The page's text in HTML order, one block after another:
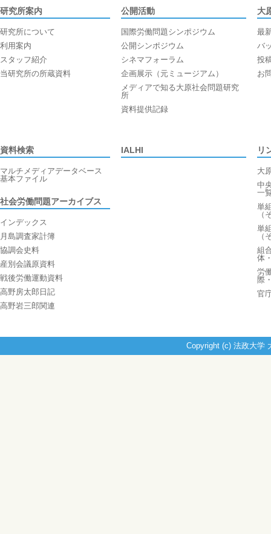
研究所案内
研究所について
利用案内
スタッフ紹介
当研究所の所蔵資料
公開活動
国際労働問題シンポジウム
公開シンポジウム
シネマフォーラム
企画展示（元ミュージアム）
メディアで知る大原社会問題研究
所
資料提供記録
大
最
バ
投
お
資料検索
マルチメディアデータベース
基本ファイル
社会労働問題アーカイブス
インデックス
月島調査家計簿
協調会史料
産別会議原資料
戦後労働運動資料
高野房太郎日記
高野岩三郎関連
IALHI リ
大
中
一
単
（
単
（
組
体
労
際
官
Copyright (c) 法政大学